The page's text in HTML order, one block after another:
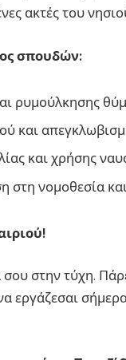
ακτές του
σπουδών:
ρυμούλκησης
και
και χρήσης
στη νομοθεσία
στην τύχη.
εργάζεσαι